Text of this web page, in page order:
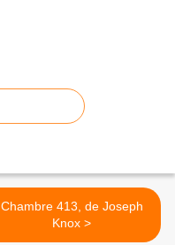
Chambre 413, de Joseph
Knox >